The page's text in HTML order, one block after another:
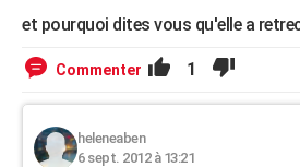
et pourquoi dites vous qu'elle a
Commenter 1
heleneaben
6 sept. 2012 à 13:21